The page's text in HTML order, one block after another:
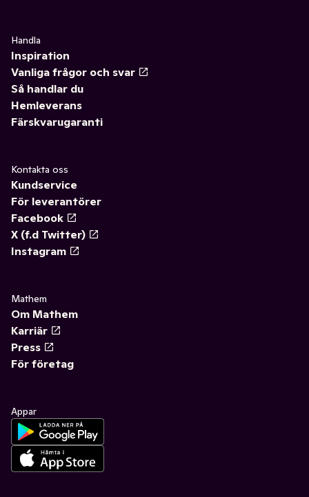
Handla
Inspiration
Vanliga frågor och svar
Så handlar du
Hemleverans
Färskvarugaranti
Kontakta oss
Kundservice
För leverantörer
Facebook
X (f.d Twitter)
Instagram
Mathem
Om Mathem
Karriär
Press
För företag
Appar